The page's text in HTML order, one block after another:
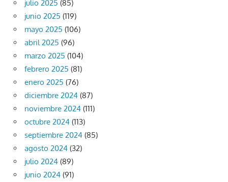
julio 2025 (85)
junio 2025 (119)
mayo 2025 (106)
abril 2025 (96)
marzo 2025 (104)
febrero 2025 (81)
enero 2025 (76)
diciembre 2024 (87)
noviembre 2024 (111)
octubre 2024 (113)
septiembre 2024 (85)
agosto 2024 (32)
julio 2024 (89)
junio 2024 (91)